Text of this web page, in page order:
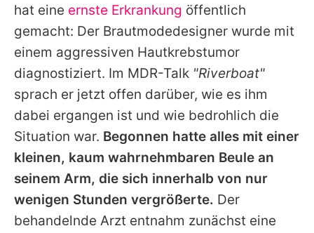
Jobs
App runterladen
Team
Redaktionelle Richtlinien
Impressum
Datenschutzerklärung
Nutzungsbedingungen
Utiq verwalten
hat eine ernste Erkrankung öffentlich
gemacht: Der Brautmodedesigner wurde mit
einem aggressiven Hautkrebstumor
diagnostiziert. Im MDR-Talk "Riverboat"
sprach er jetzt offen darüber, wie es ihm
dabei ergangen ist und wie bedrohlich die
Situation war. Begonnen hatte alles mit einer
kleinen, kaum wahrnehmbaren Beule an
seinem Arm, die sich innerhalb von nur
wenigen Stunden vergrößerte. Der
behandelnde Arzt entnahm zunächst eine